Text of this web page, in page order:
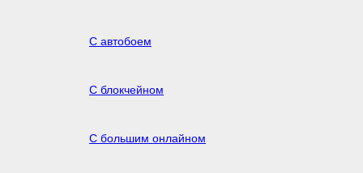
С автобоем
С блокчейном
С большим онлайном